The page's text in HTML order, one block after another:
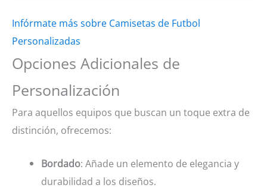
Infórmate más sobre Camisetas de Futbol
Personalizadas
Opciones Adicionales de
Personalización
Para aquellos equipos que buscan un toque extra de
distinción, ofrecemos:
Bordado: Añade un elemento de elegancia y
durabilidad a los diseños.